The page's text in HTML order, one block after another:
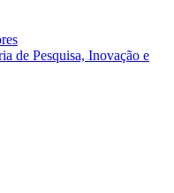
de Pesquisa, Inovação e